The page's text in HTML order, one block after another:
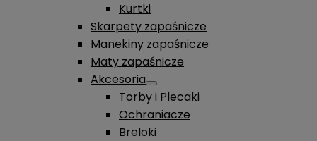
Kurtki
Skarpety zapaśnicze
Manekiny zapaśnicze
Maty zapaśnicze
Akcesoria
Torby i Plecaki
Ochraniacze
Breloki